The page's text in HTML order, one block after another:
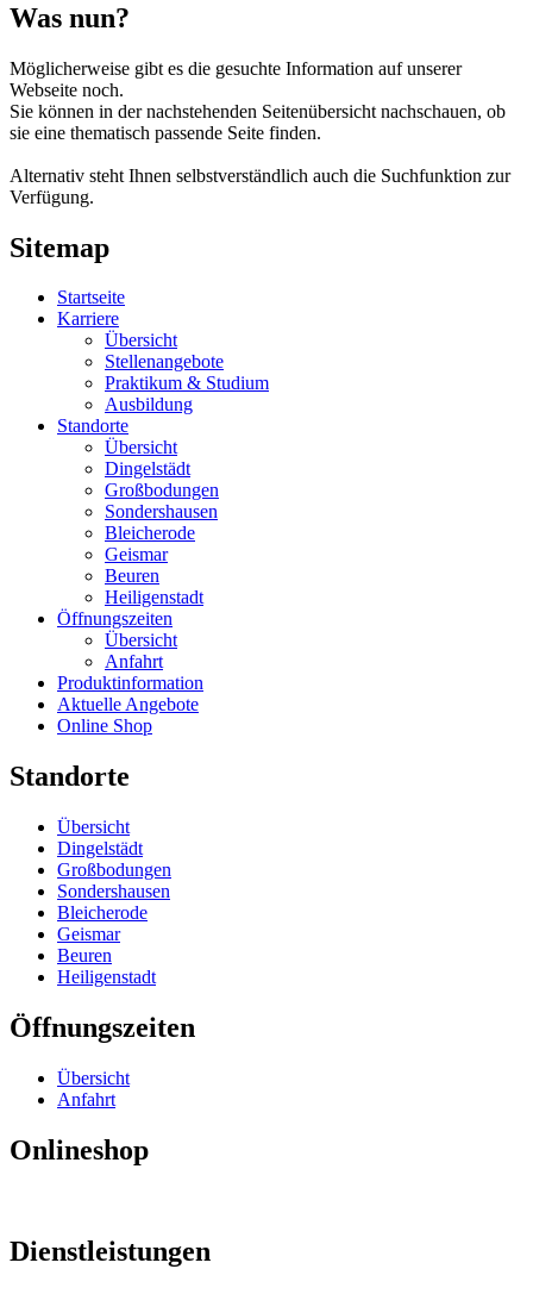
Was nun?
Möglicherweise gibt es die gesuchte Information auf unserer
Webseite noch.
Sie können in der nachstehenden Seitenübersicht nachschauen, ob
sie eine thematisch passende Seite finden.
Alternativ steht Ihnen selbstverständlich auch die Suchfunktion zur
Verfügung.
Sitemap
Startseite
Karriere
Übersicht
Stellenangebote
Praktikum & Studium
Ausbildung
Standorte
Übersicht
Dingelstädt
Großbodungen
Sondershausen
Bleicherode
Geismar
Beuren
Heiligenstadt
Öffnungszeiten
Übersicht
Anfahrt
Produktinformation
Aktuelle Angebote
Online Shop
Standorte
Übersicht
Dingelstädt
Großbodungen
Sondershausen
Bleicherode
Geismar
Beuren
Heiligenstadt
Öffnungszeiten
Übersicht
Anfahrt
Onlineshop
Dienstleistungen